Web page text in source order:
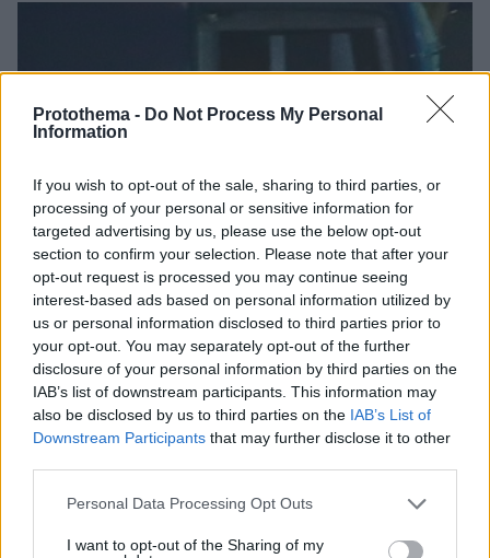
Protothema - Do Not Process My Personal
Information
If you wish to opt-out of the sale, sharing to third parties, or
processing of your personal or sensitive information for
targeted advertising by us, please use the below opt-out
section to confirm your selection. Please note that after your
opt-out request is processed you may continue seeing
interest-based ads based on personal information utilized by
us or personal information disclosed to third parties prior to
your opt-out. You may separately opt-out of the further
disclosure of your personal information by third parties on the
IAB’s list of downstream participants. This information may
also be disclosed by us to third parties on the IAB’s List of
Downstream Participants that may further disclose it to other
Please note that this website/app uses one or more Google
not limited to your visit or usage behaviour. You may click to
Personal Data Processing Opt Outs
I want to opt-out of the Sharing of my
Στη ΓΑΔΑ κρατείται η 46χρονη που κατηγορείται
φωτογραφίες